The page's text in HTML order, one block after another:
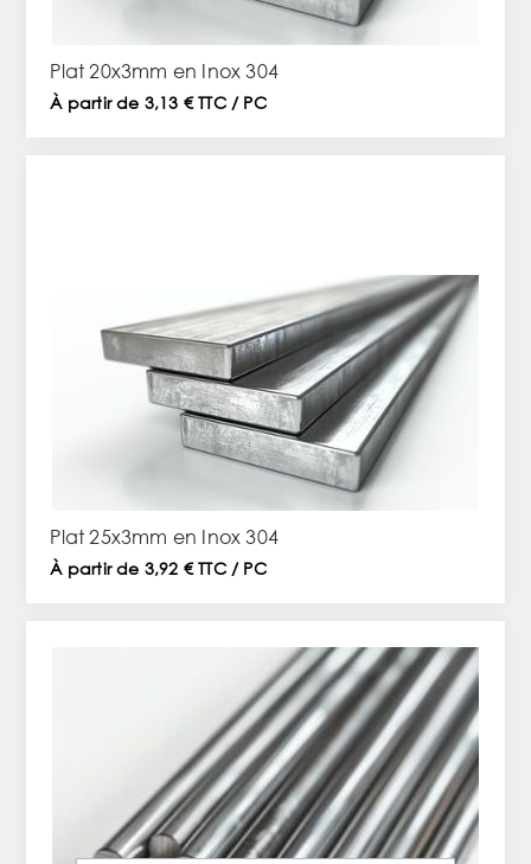
Plat 20x3mm en Inox 304
À partir de 3,13 € TTC / PC
Plat 25x3mm en Inox 304
À partir de 3,92 € TTC / PC